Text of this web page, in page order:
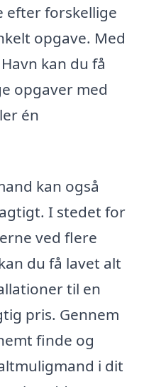
efter forskellige
opgave. Med
kan du få
opgaver med
én
kan også
I stedet for
ved flere
du få lavet alt
til en
pris. Gennem
finde og
i dit